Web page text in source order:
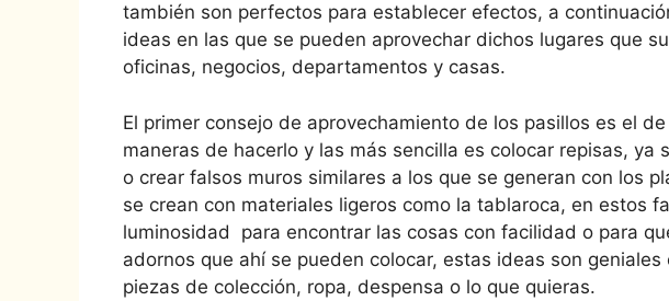
también son perfectos para establecer efectos, a
ideas en las que se pueden aprovechar dichos lugares que
oficinas, negocios, departamentos y casas.
El primer consejo de aprovechamiento de los pasillos es el
maneras de hacerlo y las más sencilla es colocar repisas, ya
o crear falsos muros similares a los que se generan con los
se crean con materiales ligeros como la tablaroca, en estos
luminosidad para encontrar las cosas con facilidad o para
adornos que ahí se pueden colocar, estas ideas son
piezas de colección, ropa, despensa o lo que quieras.